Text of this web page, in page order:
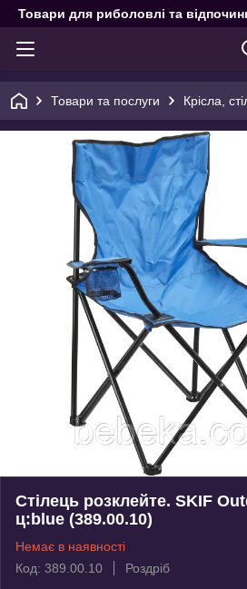
Товари для риболовлі та
Товари та послуги Крісла,
Стілець розклейте. SKIF
ц:blue (389.00.10)
Немає в наявності
Код: 389.00.10
Роздріб